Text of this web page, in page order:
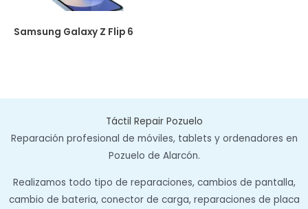
Samsung Galaxy Z Flip 6
Táctil Repair Pozuelo
Reparación profesional de móviles, tablets y ordenadores en
Pozuelo de Alarcón.
Realizamos todo tipo de reparaciones, cambios de pantalla,
cambio de bateria, conector de carga, reparaciones de placa